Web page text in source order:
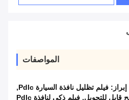
المواصفات
إبراز: فيلم تظليل نافذة السيارة Pdlc
,
قابل للتحويل, فيلم ذكي لنافذة Pdlc